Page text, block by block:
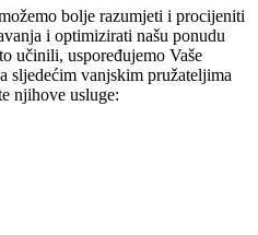
bolje razumjeti i procijeniti
i optimizirati našu ponudu
učinili, uspoređujemo Vaše
sljedećim vanjskim pružateljima
njihove usluge: